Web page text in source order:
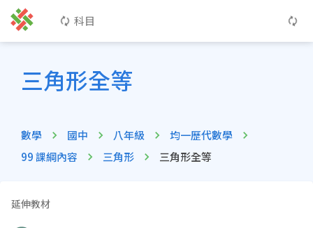
科目
三角形全等
數學 國中 八年級
均一歷代數學
99 課綱內容
三角形 三角形全等
延伸教材